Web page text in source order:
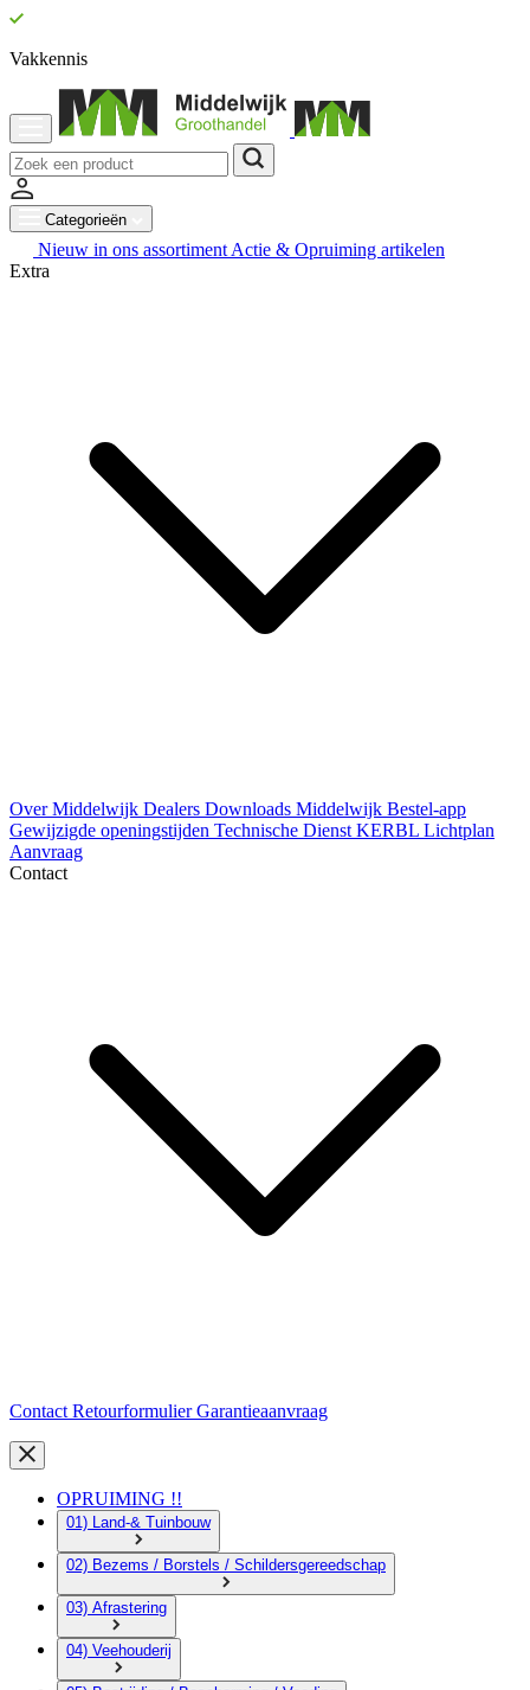
Vakkennis
Categorieën
Nieuw in ons assortiment Actie & Opruiming artikelen
Extra
Over Middelwijk Dealers Downloads Middelwijk Bestel-app
Gewijzigde openingstijden Technische Dienst KERBL Lichtplan
Aanvraag
Contact
Contact RetourformulierGarantieaanvraag
OPRUIMING !!
01) Land-& Tuinbouw
02) Bezems / Borstels / Schildersgereedschap
03) Afrastering
04) Veehouderij